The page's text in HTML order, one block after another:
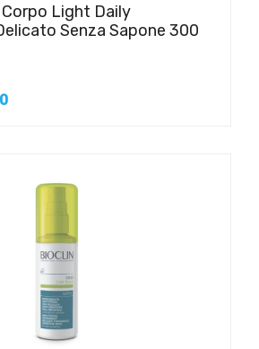
Light Daily
Senza Sapone 300